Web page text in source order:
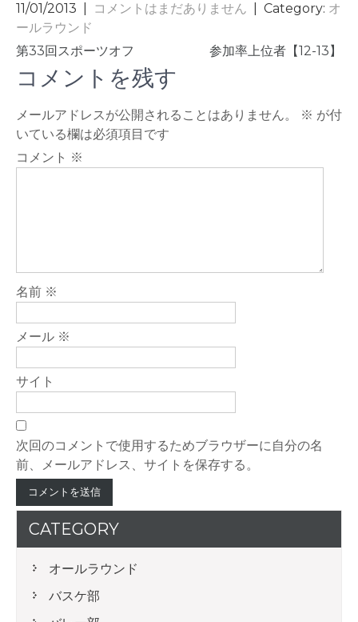
11/01/2013 コメントはまだありません | Category: オ
ールラウンド
投
稿
ビ
ゲ
ー
第33回スポーツオフ 参加率上位者【12-13】
コメントを残す
メールアドレスが公開されることはありません。 ※ が付
いている欄は必須項目です
コメント ※
名前 ※
メール ※
サイト
次回のコメントで使用するためブラウザーに自分の名
前、メールアドレス、サイトを保存する。
CATEGORY
オールラウンド
バスケ部